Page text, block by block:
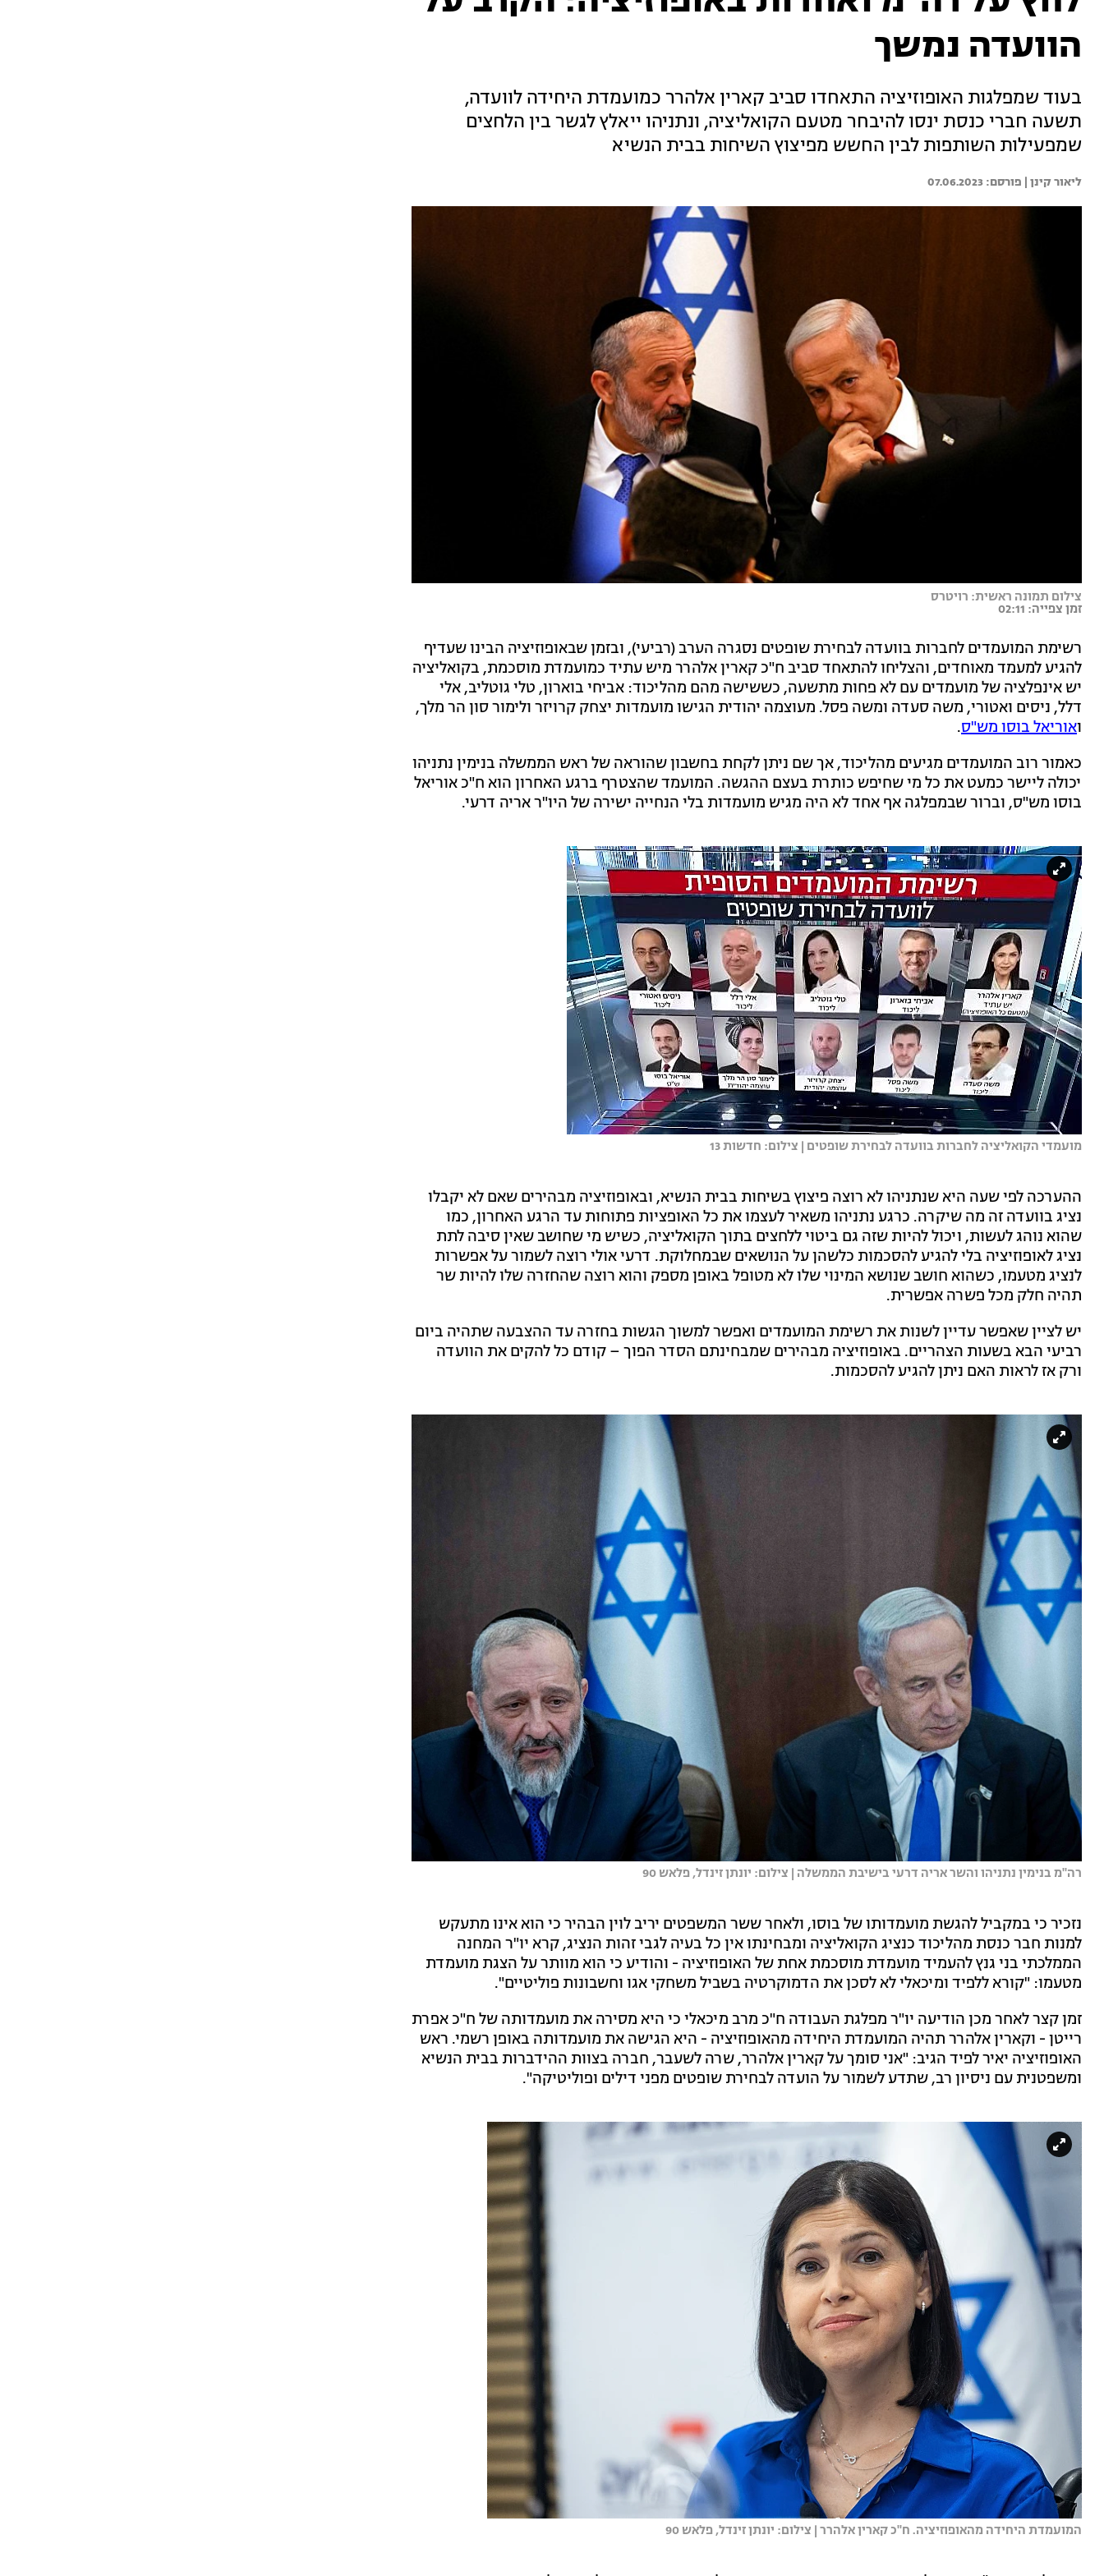
הוועדה נמשך
בעוד שמפלגות האופוזיציה התאחדו סביב קארין אלהרר כמועמדת היחידה לוועדה,
תשעה חברי כנסת ינסו להיבחר מטעם הקואליציה, ונתניהו ייאלץ לגשר בין הלחצים
שמפעילות השותפות לבין החשש מפיצוץ השיחות בבית הנשיא
ליאור קינן | 07.06.2023
צילום תמונה ראשית: רויטרס
זמן צפייה: 02:11
רשימת המועמדים לחברות בוועדה לבחירת שופטים נסגרה הערב (רביעי), ובזמן שבאופוזיציה הבינו שעדיף
להגיע למעמד מאוחדים, והצליחו להתאחד סביב ח"כ קארין אלהרר מיש עתיד כמועמדת מוסכמת, בקואליציה
יש אינפלציה של מועמדים עם לא פחות מתשעה, כששישה מהם מהליכוד: אביחי בוארון, טלי גוטליב, אלי
דלל, ניסים ואטורי, משה סעדה ומשה פסל. מעוצמה יהודית הגישו מועמדות יצחק קרויזר ולימור סון הר מלך,
ואוריאל בוסו מש"ס.
כאמור רוב המועמדים מגיעים מהליכוד, אך שם ניתן לקחת בחשבון שהוראה של ראש הממשלה בנימין נתניהו
יכולה ליישר כמעט את כל מי שחיפש כותרת בעצם ההגשה. המועמד שהצטרף ברגע האחרון הוא ח"כ אוריאל
בוסו מש"ס, וברור שבמפלגה אף אחד לא היה מגיש מועמדות בלי הנחייה ישירה של היו"ר אריה דרעי.
מועמדי הקואליציה לחברות בוועדה לבחירת שופטים | צילום: חדשות 13
ההערכה לפי שעה היא שנתניהו לא רוצה פיצוץ בשיחות בבית הנשיא, ובאופוזיציה מבהירים שאם לא יקבלו
נציג בוועדה זה מה שיקרה. כרגע נתניהו משאיר לעצמו את כל האופציות פתוחות עד הרגע האחרון, כמו
שהוא נוהג לעשות, ויכול להיות שזה גם ביטוי ללחצים בתוך הקואליציה, כשיש מי שחושב שאין סיבה לתת
נציג לאופוזיציה בלי להגיע להסכמות כלשהן על הנושאים שבמחלוקת. דרעי אולי רוצה לשמור על אפשרות
לנציג מטעמו, כשהוא חושב שנושא המינוי שלו לא מטופל באופן מספק והוא רוצה שהחזרה שלו להיות שר
תהיה חלק מכל פשרה אפשרית.
יש לציין שאפשר עדיין לשנות את רשימת המועמדים ואפשר למשוך הגשות בחזרה עד ההצבעה שתהיה ביום
רביעי הבא בשעות הצהריים. באופוזיציה מבהירים שמבחינתם הסדר הפוך – קודם כל להקים את הוועדה
ורק אז לראות האם ניתן להגיע להסכמות.
רה''מ בנימין נתניהו והשר אריה דרעי בישיבת הממשלה | צילום: יונתן זינדל, פלאש 90
נזכיר כי במקביל להגשת מועמדותו של בוסו, ולאחר ששר המשפטים יריב לוין הבהיר כי הוא אינו מתעקש
למנות חבר כנסת מהליכוד כנציג הקואליציה ומבחינתו אין כל בעיה לגבי זהות הנציג, קרא יו"ר המחנה
הממלכתי בני גנץ להעמיד מועמדת מוסכמת אחת של האופוזיציה - והודיע כי הוא מוותר על הצגת מועמדת
מטעמו: "קורא ללפיד ומיכאלי לא לסכן את הדמוקרטיה בשביל משחקי אגו וחשבונות פוליטיים".
זמן קצר לאחר מכן הודיעה יו"ר מפלגת העבודה ח"כ מרב מיכאלי כי היא מסירה את מועמדותה של ח"כ אפרת
רייטן - וקארין אלהרר תהיה המועמדת היחידה מהאופוזיציה - היא הגישה את מועמדותה באופן רשמי. ראש
האופוזיציה יאיר לפיד הגיב: "אני סומך על קארין אלהרר, שרה לשעבר, חברה בצוות ההידברות בבית הנשיא
ומשפטנית עם ניסיון רב, שתדע לשמור על הועדה לבחירת שופטים מפני דילים ופוליטיקה".
המועמדת היחידה מהאופוזיציה. ח''כ קארין אלהרר | צילום: יונתן זינדל, פלאש 90